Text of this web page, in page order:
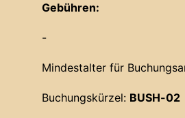
Gebühren:
-
Mindestalter für
Buchungskürzel: BUSH-02